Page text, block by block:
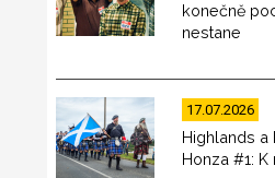
konečně
nestane
17.07.2026
Highlands a
Honza #1: K